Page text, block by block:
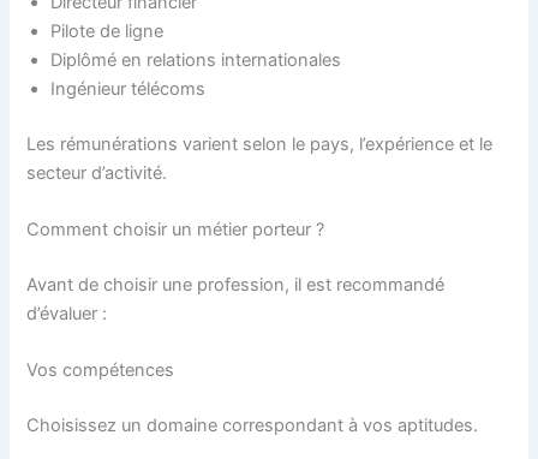
Pilote de ligne
Diplômé en relations internationales
Ingénieur télécoms
Les rémunérations varient selon le pays, l’expérience et le
secteur d’activité.
Comment choisir un métier porteur ?
Avant de choisir une profession, il est recommandé
d’évaluer :
Vos compétences
Choisissez un domaine correspondant à vos aptitudes.